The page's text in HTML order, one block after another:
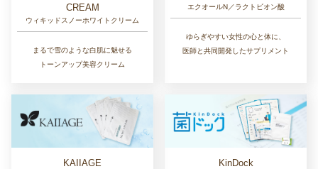
CREAM
ウィキッドスノーホワイトクリーム
まるで雪のような白肌に魅せる
トーンアップ美容クリーム
エクオールN／ラクトビオン酸
ゆらぎやすい女性の心と体に、
医師と共同開発したサプリメント
KAIIAGE KinDock